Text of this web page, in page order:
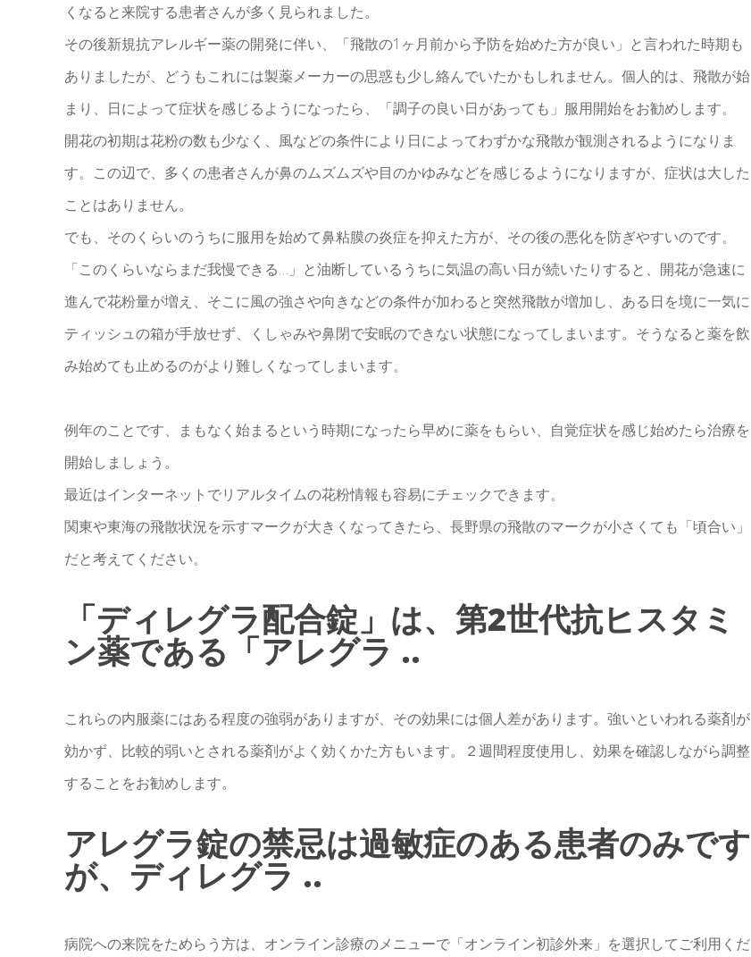
くなると来院する患者さんが多く見られました。
その後新規抗アレルギー薬の開発に伴い、「飛散の1ヶ月前から予防を始めた方が良い」と言われた時期も
ありましたが、どうもこれには製薬メーカーの思惑も少し絡んでいたかもしれません。個人的は、飛散が始
まり、日によって症状を感じるようになったら、「調子の良い日があっても」服用開始をお勧めします。
開花の初期は花粉の数も少なく、風などの条件により日によってわずかな飛散が観測されるようになりま
す。この辺で、多くの患者さんが鼻のムズムズや目のかゆみなどを感じるようになりますが、症状は大した
ことはありません。
でも、そのくらいのうちに服用を始めて鼻粘膜の炎症を抑えた方が、その後の悪化を防ぎやすいのです。
「このくらいならまだ我慢できる…」と油断しているうちに気温の高い日が続いたりすると、開花が急速に
進んで花粉量が増え、そこに風の強さや向きなどの条件が加わると突然飛散が増加し、ある日を境に一気に
ティッシュの箱が手放せず、くしゃみや鼻閉で安眠のできない状態になってしまいます。そうなると薬を飲
み始めても止めるのがより難しくなってしまいます。
例年のことです、まもなく始まるという時期になったら早めに薬をもらい、自覚症状を感じ始めたら治療を
開始しましょう。
最近はインターネットでリアルタイムの花粉情報も容易にチェックできます。
関東や東海の飛散状況を示すマークが大きくなってきたら、長野県の飛散のマークが小さくても「頃合い」
だと考えてください。
「ディレグラ配合錠」は、第2世代抗ヒスタミ
ン薬である「アレグラ ..
これらの内服薬にはある程度の強弱がありますが、その効果には個人差があります。強いといわれる薬剤が
効かず、比較的弱いとされる薬剤がよく効くかた方もいます。２週間程度使用し、効果を確認しながら調整
することをお勧めします。
アレグラ錠の禁忌は過敏症のある患者のみです
が、ディレグラ ..
病院への来院をためらう方は、オンライン診療のメニューで「オンライン初診外来」を選択してご利用くだ